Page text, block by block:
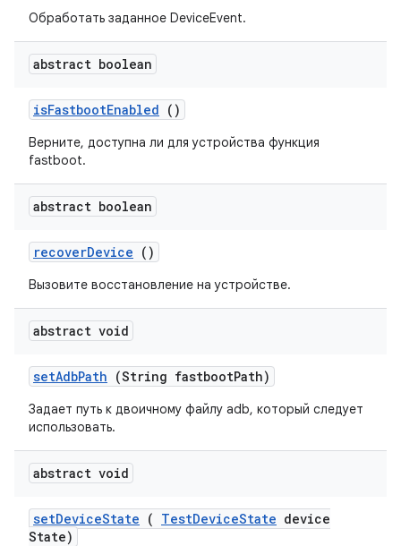
Обработать заданное DeviceEvent.
abstract boolean
isFastbootEnabled ()
Верните, доступна ли для устройства функция
fastboot.
abstract boolean
recoverDevice ()
Вызовите восстановление на устройстве.
abstract void
setAdbPath (String fastbootPath)
Задает путь к двоичному файлу adb, который следует
использовать.
abstract void
setDeviceState ( TestDeviceState device
State)